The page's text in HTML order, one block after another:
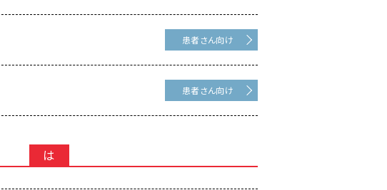
患者さん向け
患者さん向け
は